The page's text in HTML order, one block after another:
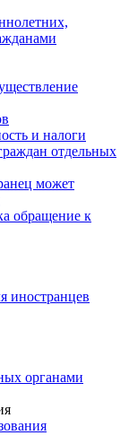
и налоги
отдельных
может
обращение к
иностранцев
органами